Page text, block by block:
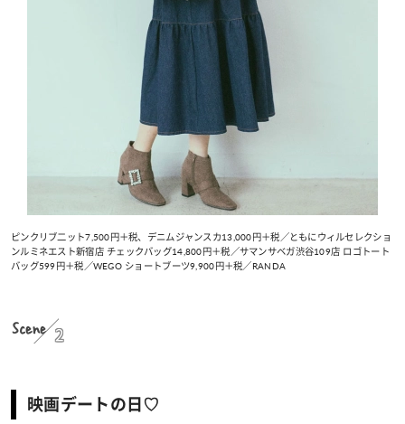
ピンクリブ二ット7,500円＋税、デニムジャンスカ13,000円＋税／ともにウィルセレクショ
ンルミネエスト新宿店 チェックバッグ14,800円＋税／サマンサベガ渋谷109店 ロゴトート
バッグ599円＋税／WEGO ショートブーツ9,900円＋税／RANDA
Scene 2
映画デートの日♡